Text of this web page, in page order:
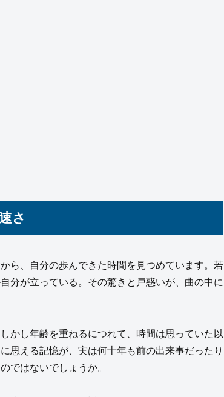
さ
ら、自分の歩んできた時間を見つめています。若
分が立っている。その驚きと戸惑いが、曲の中に
かし年齢を重ねるにつれて、時間は思っていた以
思える記憶が、実は何十年も前の出来事だったり
ではないでしょうか。